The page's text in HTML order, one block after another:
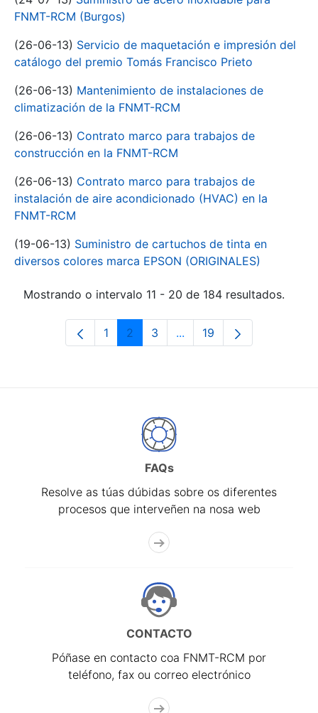
FNMT-RCM (Burgos)
(26-06-13) Servicio de maquetación e impresión del
catálogo del premio Tomás Francisco Prieto
(26-06-13) Mantenimiento de instalaciones de
climatización de la FNMT-RCM
(26-06-13) Contrato marco para trabajos de
construcción en la FNMT-RCM
(26-06-13) Contrato marco para trabajos de
instalación de aire acondicionado (HVAC) en la
FNMT-RCM
(19-06-13) Suministro de cartuchos de tinta en
diversos colores marca EPSON (ORIGINALES)
Mostrando o intervalo 11 - 20 de 184 resultados.
Páxina
1 Páxina
2 Páxina
3 ...Páxinas intermedias Use
Páxina
19
FAQs
Resolve as túas dúbidas sobre os diferentes
procesos que interveñen na nosa web
CONTACTO
Póñase en contacto coa FNMT-RCM por
teléfono, fax ou correo electrónico